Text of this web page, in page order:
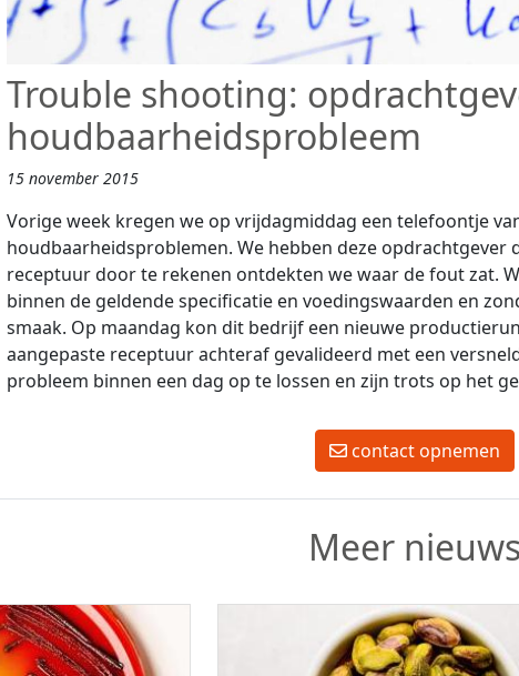
Trouble shooting:
houdbaarheidsprobleem
15 november 2015
Vorige week kregen we op vrijdagmiddag een telefoontje
houdbaarheidsproblemen. We hebben deze opdrachtgever
receptuur door te rekenen ontdekten we waar de fout zat.
binnen de geldende specificatie en voedingswaarden en
smaak. Op maandag kon dit bedrijf een nieuwe
aangepaste receptuur achteraf gevalideerd met een
probleem binnen een dag op te lossen en zijn trots op het
contact opnemen
Meer nieuws